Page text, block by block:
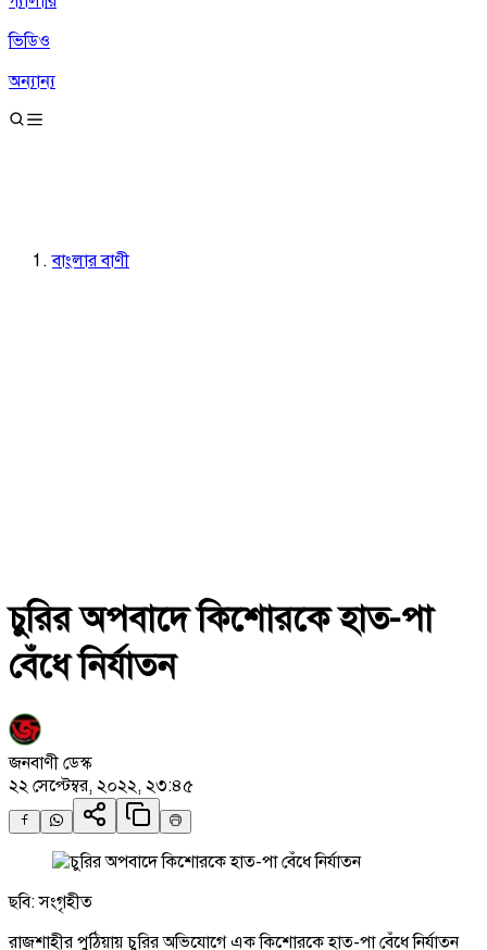
ভিডিও
অন্যান্য
বাংলার বাণী
চুরির অপবাদে কিশোরকে হাত-পা
বেঁধে নির্যাতন
জনবাণী ডেস্ক
২২ সেপ্টেম্বর, ২০২২, ২৩:৪৫
ছবি: সংগৃহীত
রাজশাহীর পুঠিয়ায় চুরির অভিযোগে এক কিশোরকে হাত-পা বেঁধে নির্যাতন